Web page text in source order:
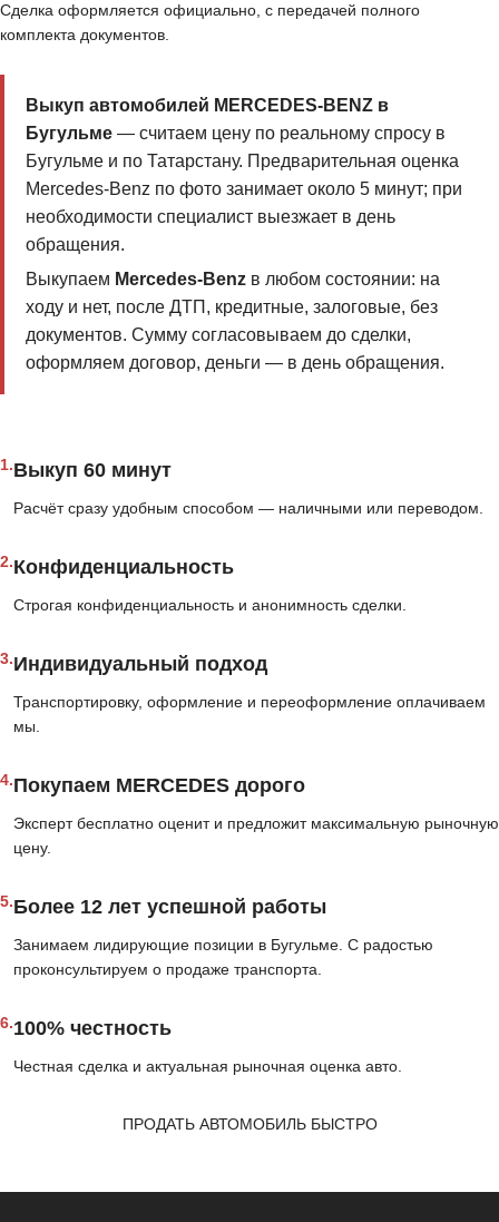
Сделка оформляется официально, с передачей полного
комплекта документов.
Выкуп автомобилей MERCEDES-BENZ в
Бугульме— считаем цену по реальному спросу в
Бугульме и по Татарстану. Предварительная оценка
Mercedes-Benz по фото занимает около 5 минут; при
необходимости специалист выезжает в день
обращения.
Выкупаем Mercedes-Benzв любом состоянии: на
ходу и нет, после ДТП, кредитные, залоговые, без
документов. Сумму согласовываем до сделки,
оформляем договор, деньги — в день обращения.
1.Выкуп 60 минут
Расчёт сразу удобным способом — наличными или переводом.
2.Конфиденциальность
Строгая конфиденциальность и анонимность сделки.
3.Индивидуальный подход
Транспортировку, оформление и переоформление оплачиваем
мы.
4.Покупаем MERCEDES дорого
Эксперт бесплатно оценит и предложит максимальную рыночную
цену.
5.Более 12 лет успешной работы
Занимаем лидирующие позиции в Бугульме. С радостью
проконсультируем о продаже транспорта.
6.100% честность
Честная сделка и актуальная рыночная оценка авто.
ПРОДАТЬ АВТОМОБИЛЬ БЫСТРО